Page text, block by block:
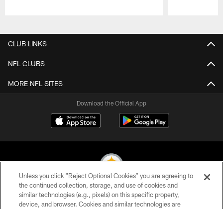
CLUB LINKS
NFL CLUBS
MORE NFL SITES
Download the Official App
© 2026 Pittsburgh Steelers. All Rights Reserved
Unless you click “Reject Optional Cookies” you are agreeing to
the continued collection, storage, and use of cookies and
similar technologies (e.g., pixels) on this specific property,
device, and browser. Cookies and similar technologies are